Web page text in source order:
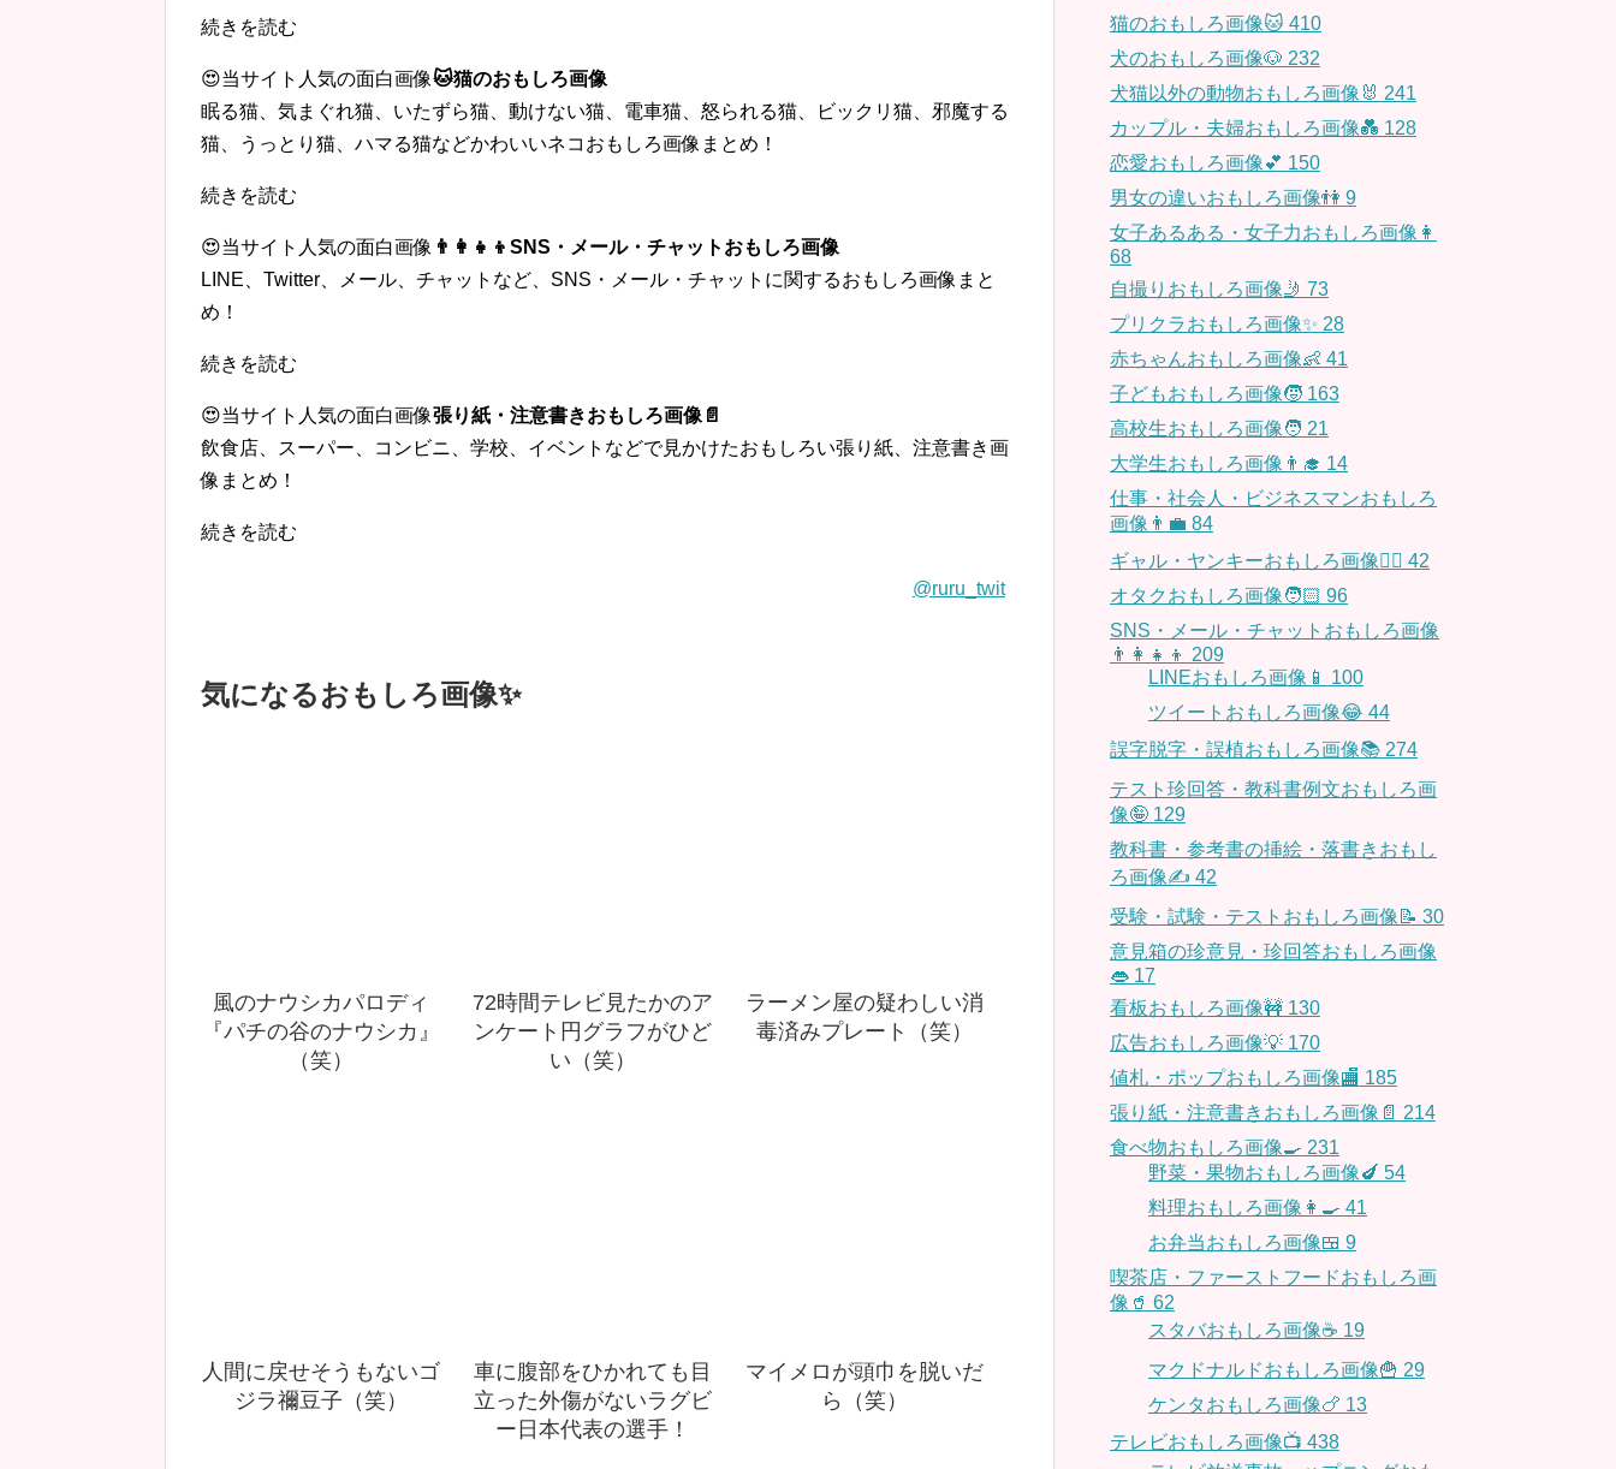
続きを読む
😍当サイト人気の面白画像🐱猫のおもしろ画像
眠る猫、気まぐれ猫、いたずら猫、動けない猫、電車猫、怒られる猫、ビックリ猫、邪魔する
猫、うっとり猫、ハマる猫などかわいいネコおもしろ画像まとめ！
続きを読む
😍当サイト人気の面白画像 👨‍👩‍👧‍👦SNS・メール・チャットおもしろ画像
LINE、Twitter、メール、チャットなど、SNS・メール・チャットに関するおもしろ画像まと
め！
続きを読む
😍当サイト人気の面白画像張り紙・注意書きおもしろ画像📄
飲食店、スーパー、コンビニ、学校、イベントなどで見かけたおもしろい張り紙、注意書き画
像まとめ！
続きを読む
@ruru_twit
気になるおもしろ画像✨
風のナウシカパロディ
『パチの谷のナウシカ』
（笑）
72時間テレビ見たかのア
ンケート円グラフがひど
い（笑）
ラーメン屋の疑わしい消
毒済みプレート（笑）
人間に戻せそうもないゴ
ジラ禰豆子（笑）
車に腹部をひかれても目
立った外傷がないラグビ
ー日本代表の選手！
マイメロが頭巾を脱いだ
ら（笑）
猫のおもしろ画像🐱 410
犬のおもしろ画像🐶 232
犬猫以外の動物おもしろ画像🐰 241
カップル・夫婦おもしろ画像💑 128
恋愛おもしろ画像💕 150
男女の違いおもしろ画像👫 9
女子あるある・女子力おもしろ画像👩
68
自撮りおもしろ画像🤳 73
プリクラおもしろ画像✨ 28
赤ちゃんおもしろ画像👶 41
子どもおもしろ画像🧒 163
高校生おもしろ画像🧑 21
大学生おもしろ画像👨‍🎓 14
仕事・社会人・ビジネスマンおもしろ
画像👨‍💼 84
ギャル・ヤンキーおもしろ画像👱‍♀️ 42
オタクおもしろ画像🧑🏻 96
SNS・メール・チャットおもしろ画像
👨‍👩‍👧‍👦 209
LINEおもしろ画像📱 100
ツイートおもしろ画像😂 44
誤字脱字・誤植おもしろ画像📚 274
テスト珍回答・教科書例文おもしろ画
像🤪 129
教科書・参考書の挿絵・落書きおもし
ろ画像✍️ 42
受験・試験・テストおもしろ画像📝 30
意見箱の珍意見・珍回答おもしろ画像
👄 17
看板おもしろ画像🚧 130
広告おもしろ画像💡 170
値札・ポップおもしろ画像🏬 185
張り紙・注意書きおもしろ画像📄 214
食べ物おもしろ画像🍳 231
野菜・果物おもしろ画像🍆 54
料理おもしろ画像👩‍🍳 41
お弁当おもしろ画像🍱 9
喫茶店・ファーストフードおもしろ画
像🥤 62
スタバおもしろ画像☕️ 19
マクドナルドおもしろ画像🍟 29
ケンタおもしろ画像🍗 13
テレビおもしろ画像📺 438